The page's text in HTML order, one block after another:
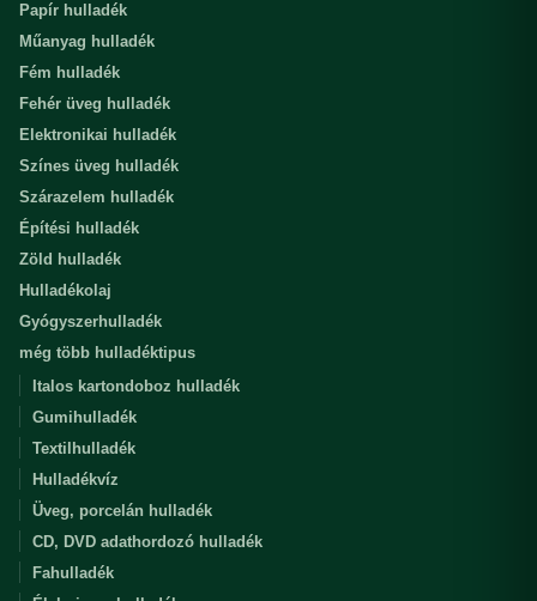
Papír hulladék
Műanyag hulladék
Fém hulladék
Fehér üveg hulladék
Elektronikai hulladék
Színes üveg hulladék
Szárazelem hulladék
Építési hulladék
Zöld hulladék
Hulladékolaj
Gyógyszerhulladék
még több hulladéktipus
Italos kartondoboz hulladék
Gumihulladék
Textilhulladék
Hulladékvíz
Üveg, porcelán hulladék
CD, DVD adathordozó hulladék
Fahulladék